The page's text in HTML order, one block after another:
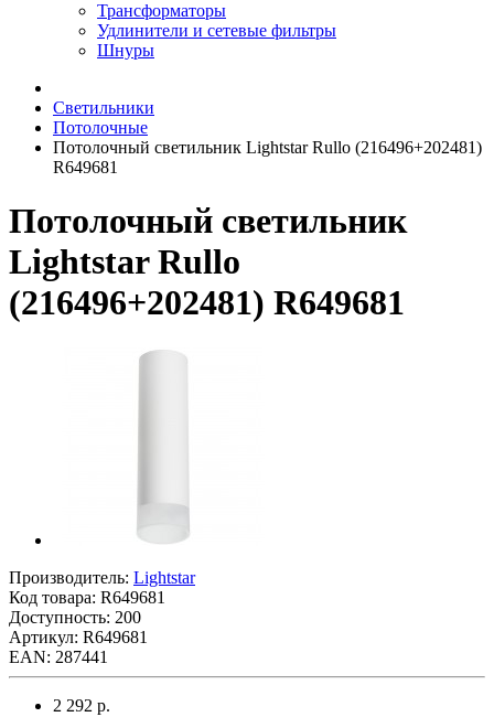
Трансформаторы
Удлинители и сетевые фильтры
Шнуры
Светильники
Потолочные
Потолочный светильник Lightstar Rullo (216496+202481)
R649681
Потолочный светильник
Lightstar Rullo
(216496+202481) R649681
Производитель: Lightstar
Код товара: R649681
Доступность: 200
Артикул: R649681
EAN: 287441
2 292 р.